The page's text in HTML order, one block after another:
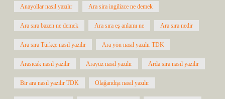
Anayollar nasıl yazılır Ara sira ingilizce ne demek
Ara sıra bazen ne demek Ara sıra eş anlamı ne Ara sıra nedir
Ara sıra Türkçe nasıl yazılır Ara yön nasıl yazılır TDK
Arasıcak nasıl yazılır Arayüz nasıl yazılır Arda sıra nasıl yazılır
Bir ara nasıl yazılır TDK Olağandışı nasıl yazılır